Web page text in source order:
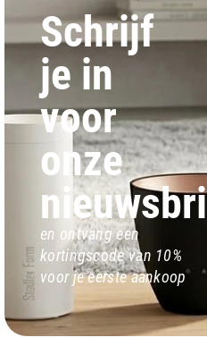
Schrijf
je in
voor
onze
en ontvang een
kortingscode van 10%
voor je eerste aankoop